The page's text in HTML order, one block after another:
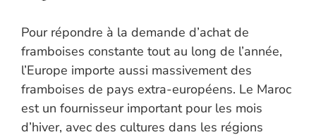
Pour répondre à la demande d’achat de
framboises constante tout au long de l’année,
l’Europe importe aussi massivement des
framboises de pays extra-européens. Le Maroc
est un fournisseur important pour les mois
d’hiver, avec des cultures dans les régions